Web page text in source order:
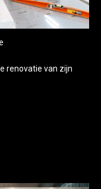
renovatie van zijn